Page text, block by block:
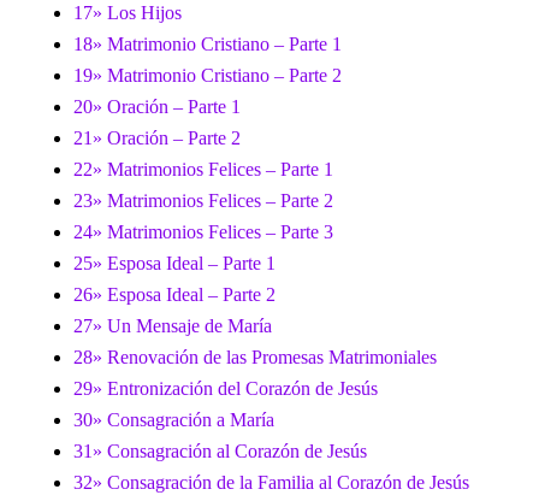
17» Los Hijos
18» Matrimonio Cristiano – Parte 1
19» Matrimonio Cristiano – Parte 2
20» Oración – Parte 1
21» Oración – Parte 2
22» Matrimonios Felices – Parte 1
23» Matrimonios Felices – Parte 2
24» Matrimonios Felices – Parte 3
25» Esposa Ideal – Parte 1
26» Esposa Ideal – Parte 2
27» Un Mensaje de María
28» Renovación de las Promesas Matrimoniales
29» Entronización del Corazón de Jesús
30» Consagración a María
31» Consagración al Corazón de Jesús
32» Consagración de la Familia al Corazón de Jesús